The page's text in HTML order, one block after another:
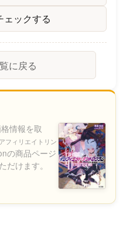
ェックする
に戻る
情報を取
アフィリエイトリン
の商品ページ
だけます。